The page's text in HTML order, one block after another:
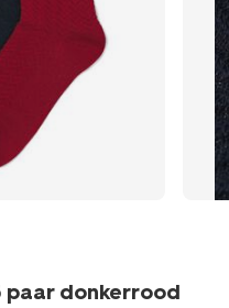
paar donkerrood